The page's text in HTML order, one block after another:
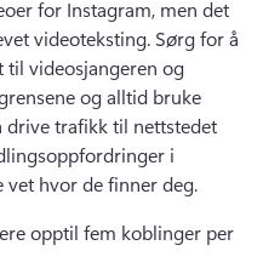
for Instagram, men det
videoteksting. Sørg for å
videosjangeren og
og alltid bruke
drive trafikk til nettstedet
i
vet hvor de finner deg.
opptil fem koblinger per